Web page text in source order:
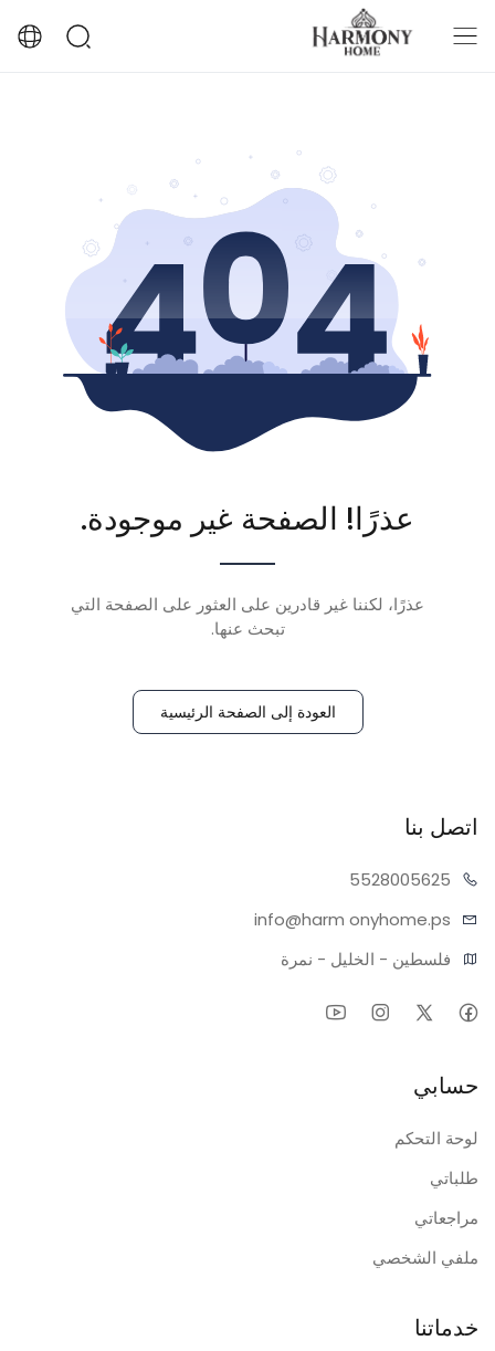
عذرًا! الصفحة غير موجودة.
عذرًا، لكننا غير قادرين على العثور على الصفحة التي
تبحث عنها.
العودة إلى الصفحة الرئيسية
اتصل بنا
05625
55280
info@harm onyhome.ps
فلسطين - الخليل - نمرة
حسابي
لوحة التحكم
طلباتي
مراجعاتي
ملفي الشخصي
خدماتنا